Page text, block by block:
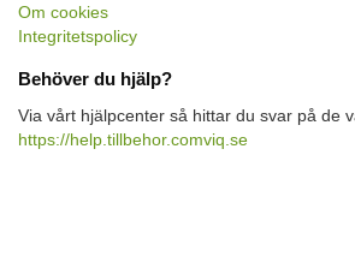
Om cookies
Integritetspolicy
Behöver du hjälp?
Via vårt hjälpcenter så hittar du svar på de
https://help.tillbehor.comviq.se